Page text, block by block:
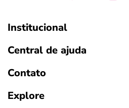
Institucional
Central de ajuda
Contato
Explore